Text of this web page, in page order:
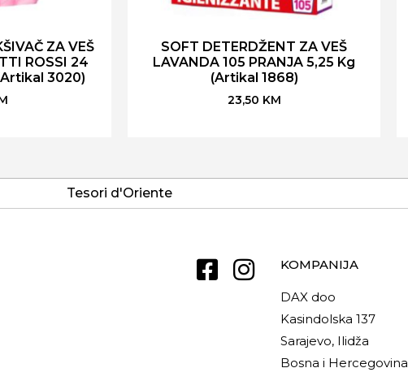
ZA VEŠ
ROSSI 24
3020)
SOFT DETERDŽENT ZA VEŠ
LAVANDA 105 PRANJA 5,25 Kg
(Artikal 1868)
23,50 KM
Tesori d'Oriente
KOMPANIJA
DAX doo
Kasindolska 137
Sarajevo, Ilidža
Bosna i Hercegovina